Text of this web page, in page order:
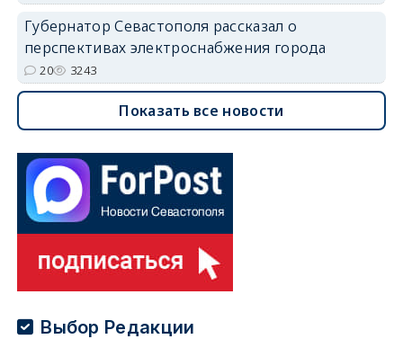
Губернатор Севастополя рассказал о
перспективах электроснабжения города
20 3243
Показать все новости
Выбор Редакции